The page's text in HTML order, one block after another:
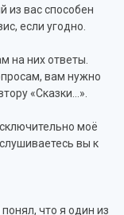
из вас способен
если угодно.
на них ответы.
вам нужно
«Сказки…».
моё
вы к
что я один из